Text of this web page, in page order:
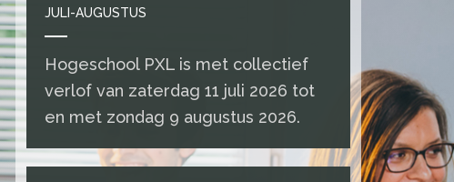
JULI-AUGUSTUS
Hogeschool PXL is met collectief
verlof van zaterdag 11 juli 2026 tot
en met zondag 9 augustus 2026.